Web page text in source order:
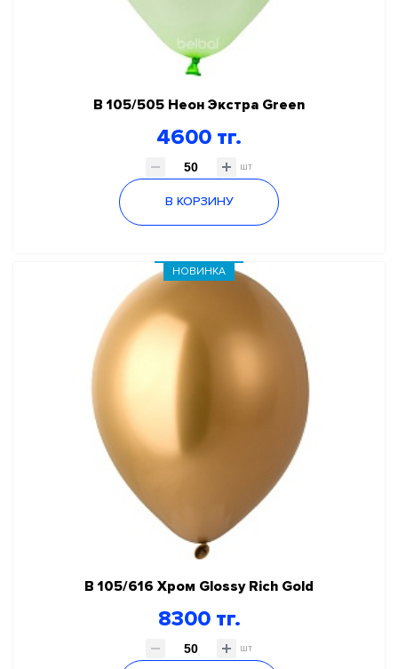
В 105/505 Неон Экстра Green
4600 тг.
шт
В КОРЗИНУ
В 105/616 Хром Glossy Rich Gold
8300 тг.
шт
НОВИНКА